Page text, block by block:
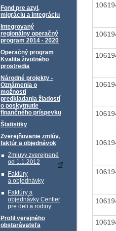
Fond pre azyl,
migráciu a integráciu
Integrovaný
regionálny operačný
program 2014 - 2020
Operačný program
Kvalita životného
prostredia
Národné projekty -
Oznámenia o
možnosti
predkladania žiadostí
o poskytnutie
finančného príspevku
Štatistiky
Zverejňovanie zmlúv,
faktúr a objednávok
Zmluvy zverejnené
od 1.1.2012
Faktúry
a objednávky
Faktúry a
objednávky Centier
pre deti a rodiny
Profil verejného
obstarávateľa